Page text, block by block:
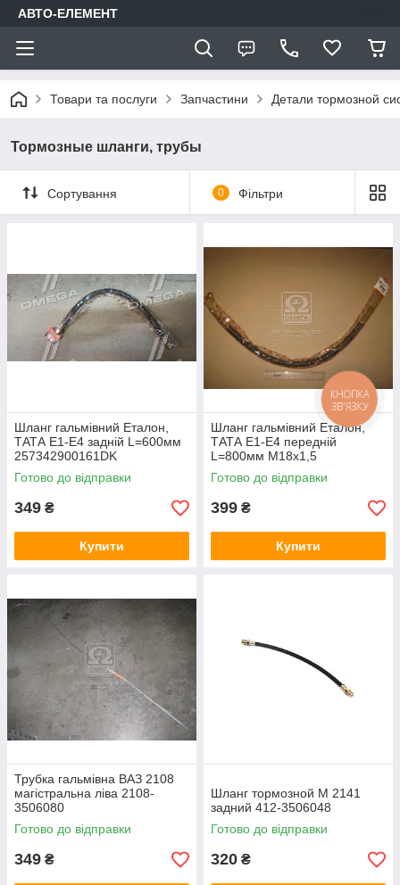
АВТО-ЕЛЕМЕНТ
Товари та послуги Запчастини Детали тормозной
Тормозные шланги, трубы
Сортування 0 Фільтри
Шланг гальмівний Еталон,
ТАТА Е1-Е4 задній L=600мм
257342900161DK
Готово до відправки
349 ₴
Купити
Шланг гальмівний Еталон,
ТАТА Е1-Е4 передній
L=800мм М18х1,5
257342950177DK
Готово до відправки
399 ₴
Купити
Трубка гальмівна ВАЗ 2108
магістральна ліва 2108-
3506080
Готово до відправки
349 ₴
Шланг тормозной М 2141
задний 412-3506048
Готово до відправки
320 ₴
КНОПКА
ЗВ'ЯЗКУ